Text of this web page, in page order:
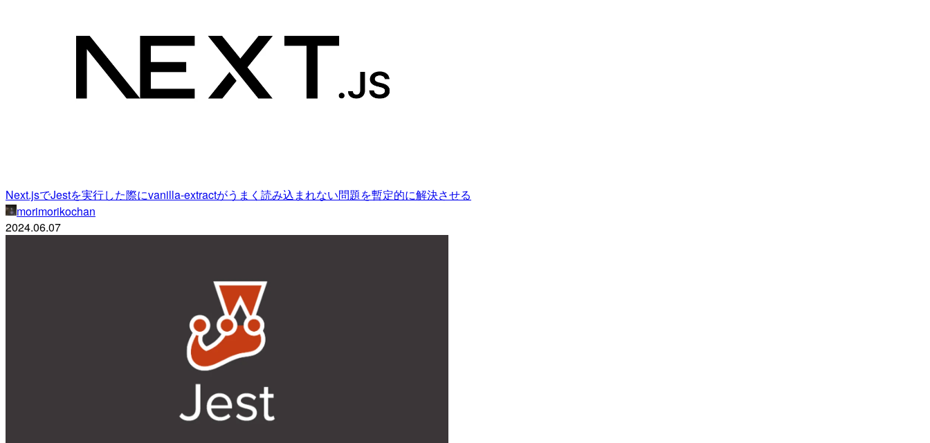
Next.jsでJestを実行した際にvanilla-extractがうまく読み込まれない問題を暫定的に解決させる
morimorikochan
2024.06.07